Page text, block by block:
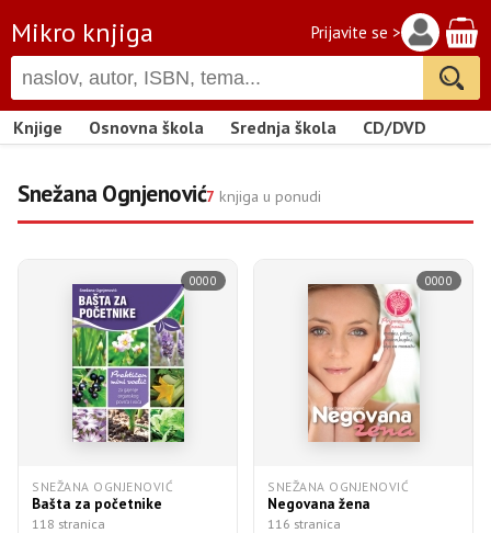
Mikro knjiga Prijavite se >
Knjige Osnovna škola Srednja škola CD/DVD
Snežana Ognjenović7 knjiga u ponudi
0000
SNEŽANA OGNJENOVIĆ
Bašta za početnike
118 stranica
0000
SNEŽANA OGNJENOVIĆ
Negovana žena
116 stranica